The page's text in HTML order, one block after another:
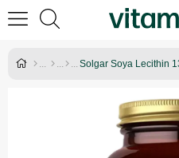
Solgar Soya Lecithin